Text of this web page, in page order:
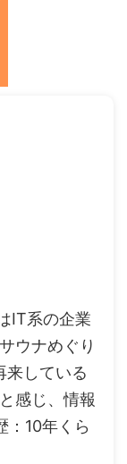
IT系の企業
ウナめぐり
来している
感じ、情報
：10年くら